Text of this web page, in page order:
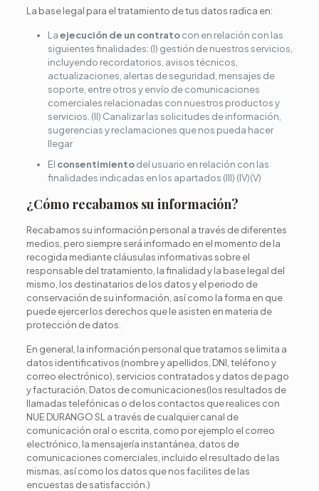
La base legal para el tratamiento de tus datos radica en:
Laejecución de un contratocon en relación con las
siguientes finalidades: (I) gestión de nuestros servicios,
incluyendo recordatorios, avisos técnicos,
actualizaciones, alertas de seguridad, mensajes de
soporte, entre otros y envío de comunicaciones
comerciales relacionadas con nuestros productos y
servicios. (II) Canalizar las solicitudes de información,
sugerencias y reclamaciones que nos pueda hacer
llegar
El consentimientodel usuario en relación con las
finalidades indicadas en los apartados (III) (IV)(V)
¿Cómo recabamos su información?
Recabamos su información personal a través de diferentes
medios, pero siempre será informado en el momento de la
recogida mediante cláusulas informativas sobre el
responsable del tratamiento, la finalidad y la base legal del
mismo, los destinatarios de los datos y el periodo de
conservación de su información, así como la forma en que
puede ejercer los derechos que le asisten en materia de
protección de datos.
En general, la información personal que tratamos se limita a
datos identificativos (nombre y apellidos, DNI, teléfono y
correo electrónico), servicios contratados y datos de pago
y facturación, Datos de comunicaciones(los resultados de
llamadas telefónicas o de los contactos que realices con
NUE DURANGO SL a través de cualquier canal de
comunicación oral o escrita, como por ejemplo el correo
electrónico, la mensajería instantánea, datos de
comunicaciones comerciales, incluido el resultado de las
mismas, así como los datos que nos facilites de las
encuestas de satisfacción.)